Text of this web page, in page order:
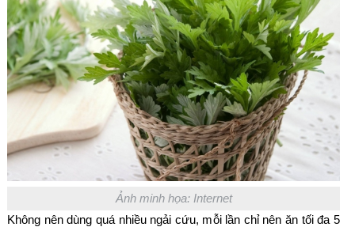
Ảnh minh họa: Internet
Không nên dùng quá nhiều ngải cứu, mỗi lần chỉ nên ăn tối đa 5